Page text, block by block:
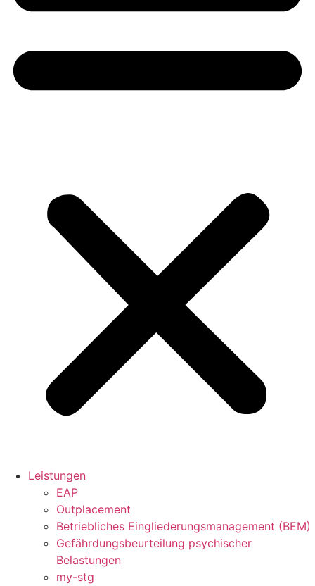
Leistungen
EAP
Outplacement
Betriebliches Eingliederungsmanagement (BEM)
Gefährdungsbeurteilung psychischer
Belastungen
my-stg